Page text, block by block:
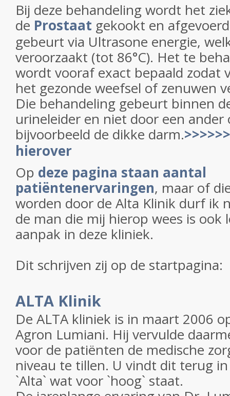
Bij deze behandeling wordt het
de Prostaat gekookt en
gebeurt via Ultrasone energie,
veroorzaakt (tot 86°C). Het te
wordt vooraf exact bepaald zodat
het gezonde weefsel of zenuwen
Die behandeling gebeurt binnen
urineleider en niet door een ander
bijvoorbeeld de dikke darm.
hierover
Op deze pagina staan aantal
patiëntenervaringen, maar of
worden door de Alta Klinik durf ik
de man die mij hierop wees is ook
aanpak in deze kliniek.
Dit schrijven zij op de startpagina:
ALTA Klinik
De ALTA kliniek is in maart 2006
Agron Lumiani. Hij vervulde
voor de patiënten de medische
niveau te tillen. U vindt dit terug
`Alta` wat voor `hoog` staat.